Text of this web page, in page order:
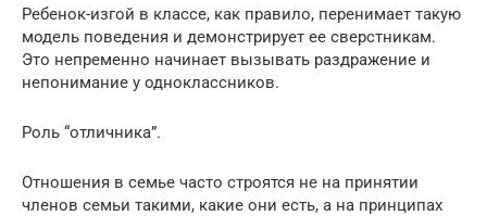
Ребенок-изгой в классе, как правило, перенимает такую
модель поведения и демонстрирует ее сверстникам.
Это непременно начинает вызывать раздражение и
непонимание у одноклассников.
Роль “отличника”.
Отношения в семье часто строятся не на принятии
членов семьи такими, какие они есть, а на принципах